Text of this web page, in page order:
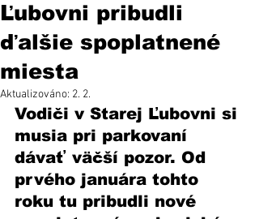
Ľubovni pribudli
ďalšie spoplatnené
miesta
Aktualizováno: 2. 2.
Vodiči v Starej Ľubovni si
musia pri parkovaní
dávať väčší pozor. Od
prvého januára tohto
roku tu pribudli nové